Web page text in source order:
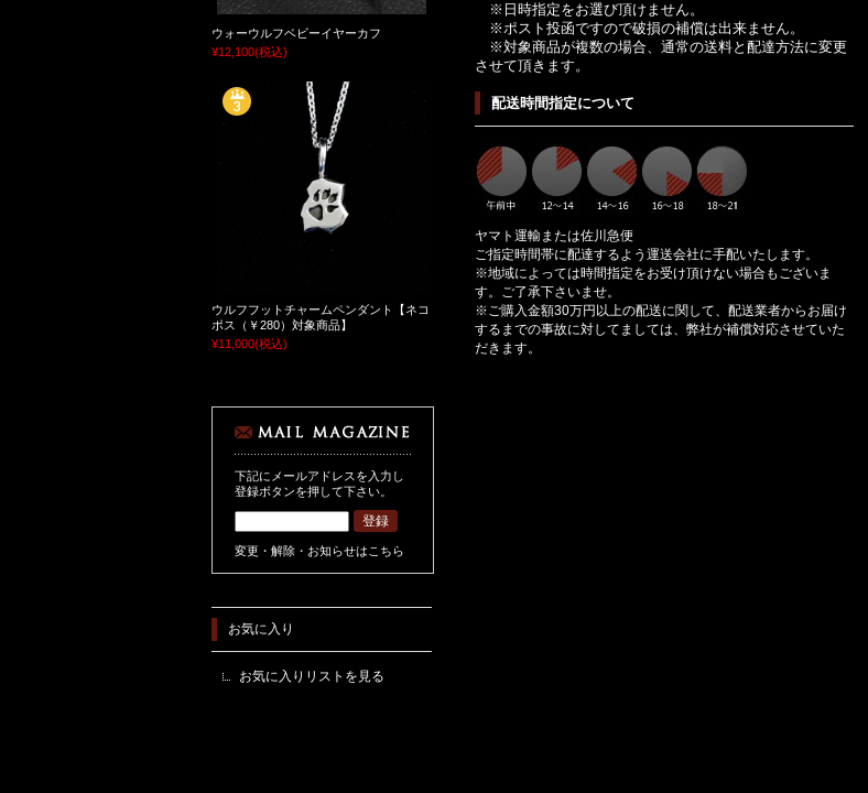
※日時指定をお選び頂けません。
※ポスト投函ですので破損の補償は出来ません。
※対象商品が複数の場合、通常の送料と配達方法に変更
させて頂きます。
配送時間指定について
ヤマト運輸または佐川急便
ご指定時間帯に配達するよう運送会社に手配いたします。
※地域によっては時間指定をお受け頂けない場合もございま
す。ご了承下さいませ。
※ご購入金額30万円以上の配送に関して、配送業者からお届け
するまでの事故に対してましては、弊社が補償対応させていた
だきます。
ウォーウルフベビーイヤーカフ
¥12,100(税込)
ウルフフットチャームペンダント【ネコ
ポス（￥280）対象商品】
¥11,000(税込)
下記にメールアドレスを入力し
登録ボタンを押して下さい。
変更・解除・お知らせはこちら
お気に入り
お気に入りリストを見る